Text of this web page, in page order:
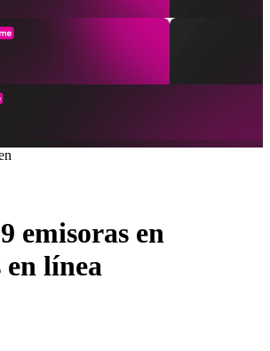
emisoras en
en línea